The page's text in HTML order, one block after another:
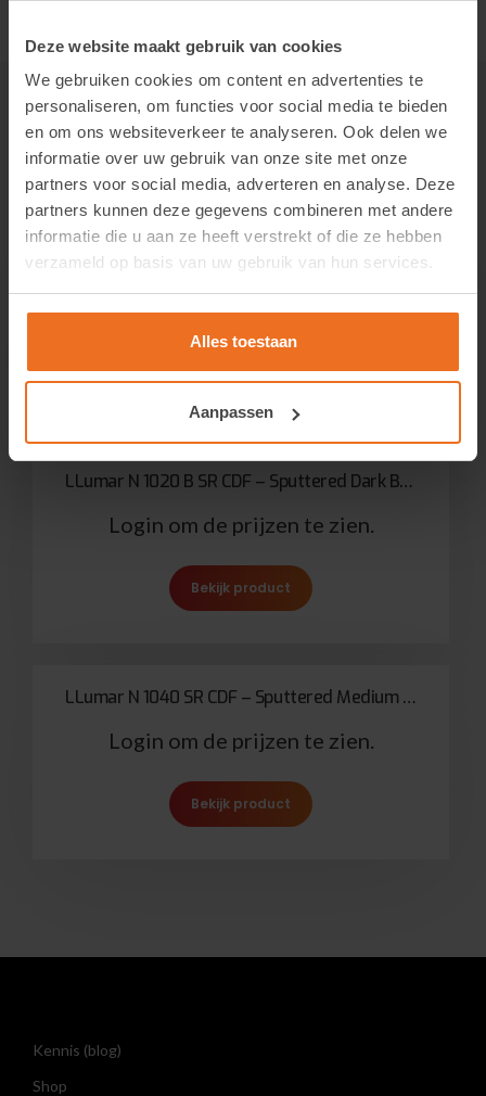
Deze website maakt gebruik van cookies
We gebruiken cookies om content en advertenties te
personaliseren, om functies voor social media te bieden
en om ons websiteverkeer te analyseren. Ook delen we
informatie over uw gebruik van onze site met onze
partners voor social media, adverteren en analyse. Deze
partners kunnen deze gegevens combineren met andere
informatie die u aan ze heeft verstrekt of die ze hebben
verzameld op basis van uw gebruik van hun services.
Alles toestaan
Aanpassen
Gerelateerde producten
LLumar R 20 SR HPR – Reflective Dark Silver 20
Login om de prijzen te zien.
Bekijk product
LLumar N 1020 B SR CDF – Sputtered Dark Bronze Solar Bronze 75
Login om de prijzen te zien.
Bekijk product
LLumar N 1040 SR CDF – Sputtered Medium Neutral Stainless Steel 65
Login om de prijzen te zien.
Bekijk product
Kennis (blog)
Shop